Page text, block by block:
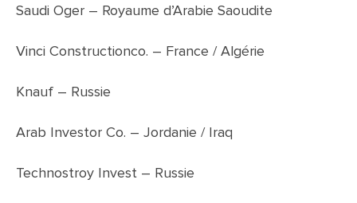
Saudi Oger – Royaume d’Arabie Saoudite
Vinci Constructionco. – France / Algérie
Knauf – Russie
Arab Investor Co. – Jordanie / Iraq
Technostroy Invest – Russie